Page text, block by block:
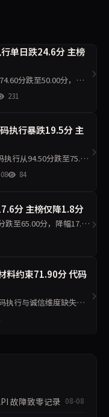
单日跌24.6分 主榜
分跌至50.00分，材料
。单日10题测试中，代
231
执行暴跌19.5分 主
行从94.50分跌至75.00
71.46分升至85.26分。仅
84
分 主榜仅降1.8分
至65.00分，降幅17.6
反升11.2分至94.50分，
料约束71.90分 代码
执行与诚信维度缺失，
表达50.00分，主榜不参
度指向接口
故障致零记录 08-08